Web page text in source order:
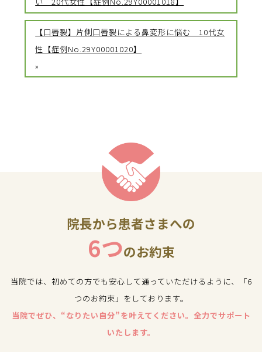
【口唇裂】片側口唇裂による鼻変形に悩む 10代女
性【症例No.29Y00001020】
»
院長から患者さまへの
6つのお約束
当院では、初めての方でも安心して通っていただけるように、「6
つのお約束」をしております。
当院でぜひ、“なりたい自分”を叶えてください。全力でサポート
いたします。